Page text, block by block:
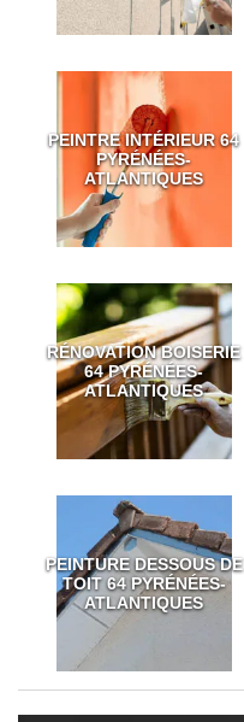
PEINTRE INTÉRIEUR 64
PYRÉNÉES-
ATLANTIQUES
RÉNOVATION BOISERIE
64 PYRÉNÉES-
ATLANTIQUES
PEINTURE DESSOUS DE
TOIT 64 PYRÉNÉES-
ATLANTIQUES